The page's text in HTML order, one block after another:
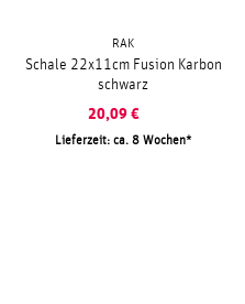
RAK
Schale 22x11cm Fusion Karbon
schwarz
20,09 €
Lieferzeit: ca. 8 Wochen